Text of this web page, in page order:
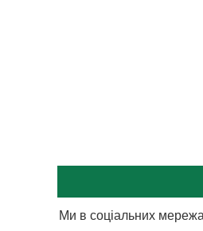
Ми в соціальних